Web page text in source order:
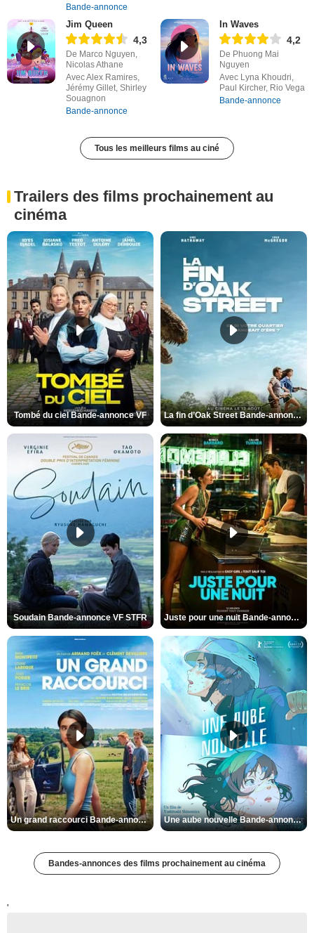
Bande-annonce
Jim Queen
4,3
De Marco Nguyen,
Nicolas Athane
Avec Alex Ramires,
Jérémy Gillet, Shirley
Souagnon
Bande-annonce
In Waves
4,2
De Phuong Mai
Nguyen
Avec Lyna Khoudri,
Paul Kircher, Rio Vega
Bande-annonce
Tous les meilleurs films au ciné
Trailers des films prochainement au
cinéma
Tombé du ciel Bande-annonce VF La fin d’Oak Street Bande-annonce VO STFR
Soudain Bande-annonce VF STFR Juste pour une nuit Bande-annonce VO STFR
Un grand raccourci Bande-annonce VF Une aube nouvelle Bande-annonce VO STFR
Bandes-annonces des films prochainement au cinéma
'